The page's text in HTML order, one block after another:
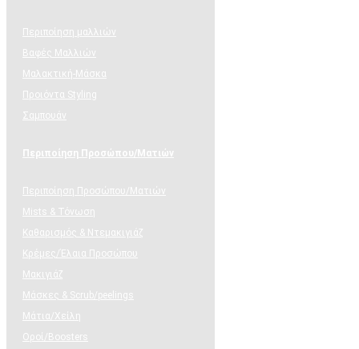
Περιποίηση μαλλιών
Βαφές Μαλλιών
Μαλακτική-Μάσκα
Προιόντα Styling
Σαμπουάν
Περιποίηση Προσώπου/Ματιών
Περιποίηση Προσώπου/Ματιών
Mists & Τόνωση
Καθαρισμός & Ντεμακιγιάζ
Κρέμες/Έλαια Προσώπου
Μακιγιάζ
Μάσκες & Scrub/peelings
Μάτια/Χείλη
Οροί/Boosters